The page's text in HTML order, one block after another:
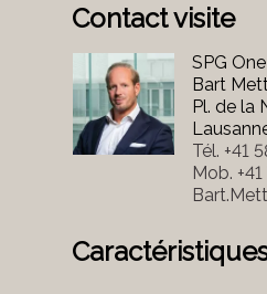
Contact visite
SPG One
Bart
Pl. de la
Tél. +41
Mob.